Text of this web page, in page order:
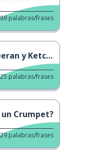
89 palabras/frases
y Ketchup
25 palabras/frases
un Crumpet?
29 palabras/frases